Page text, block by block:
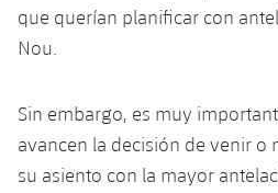
Clasificaciones
Resultados
Hockey Hierba Femenino
Jugadores
plusicon
más
Apúntate a las amateurs
plusicon
más
que querían planificar con
Nou.
Sin embargo, es muy
avancen la decisión de venir o
su asiento con la mayor